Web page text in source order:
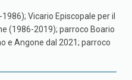
Vicario Episcopale per il
(1986-2019); parroco Boario
e Angone dal 2021; parroco